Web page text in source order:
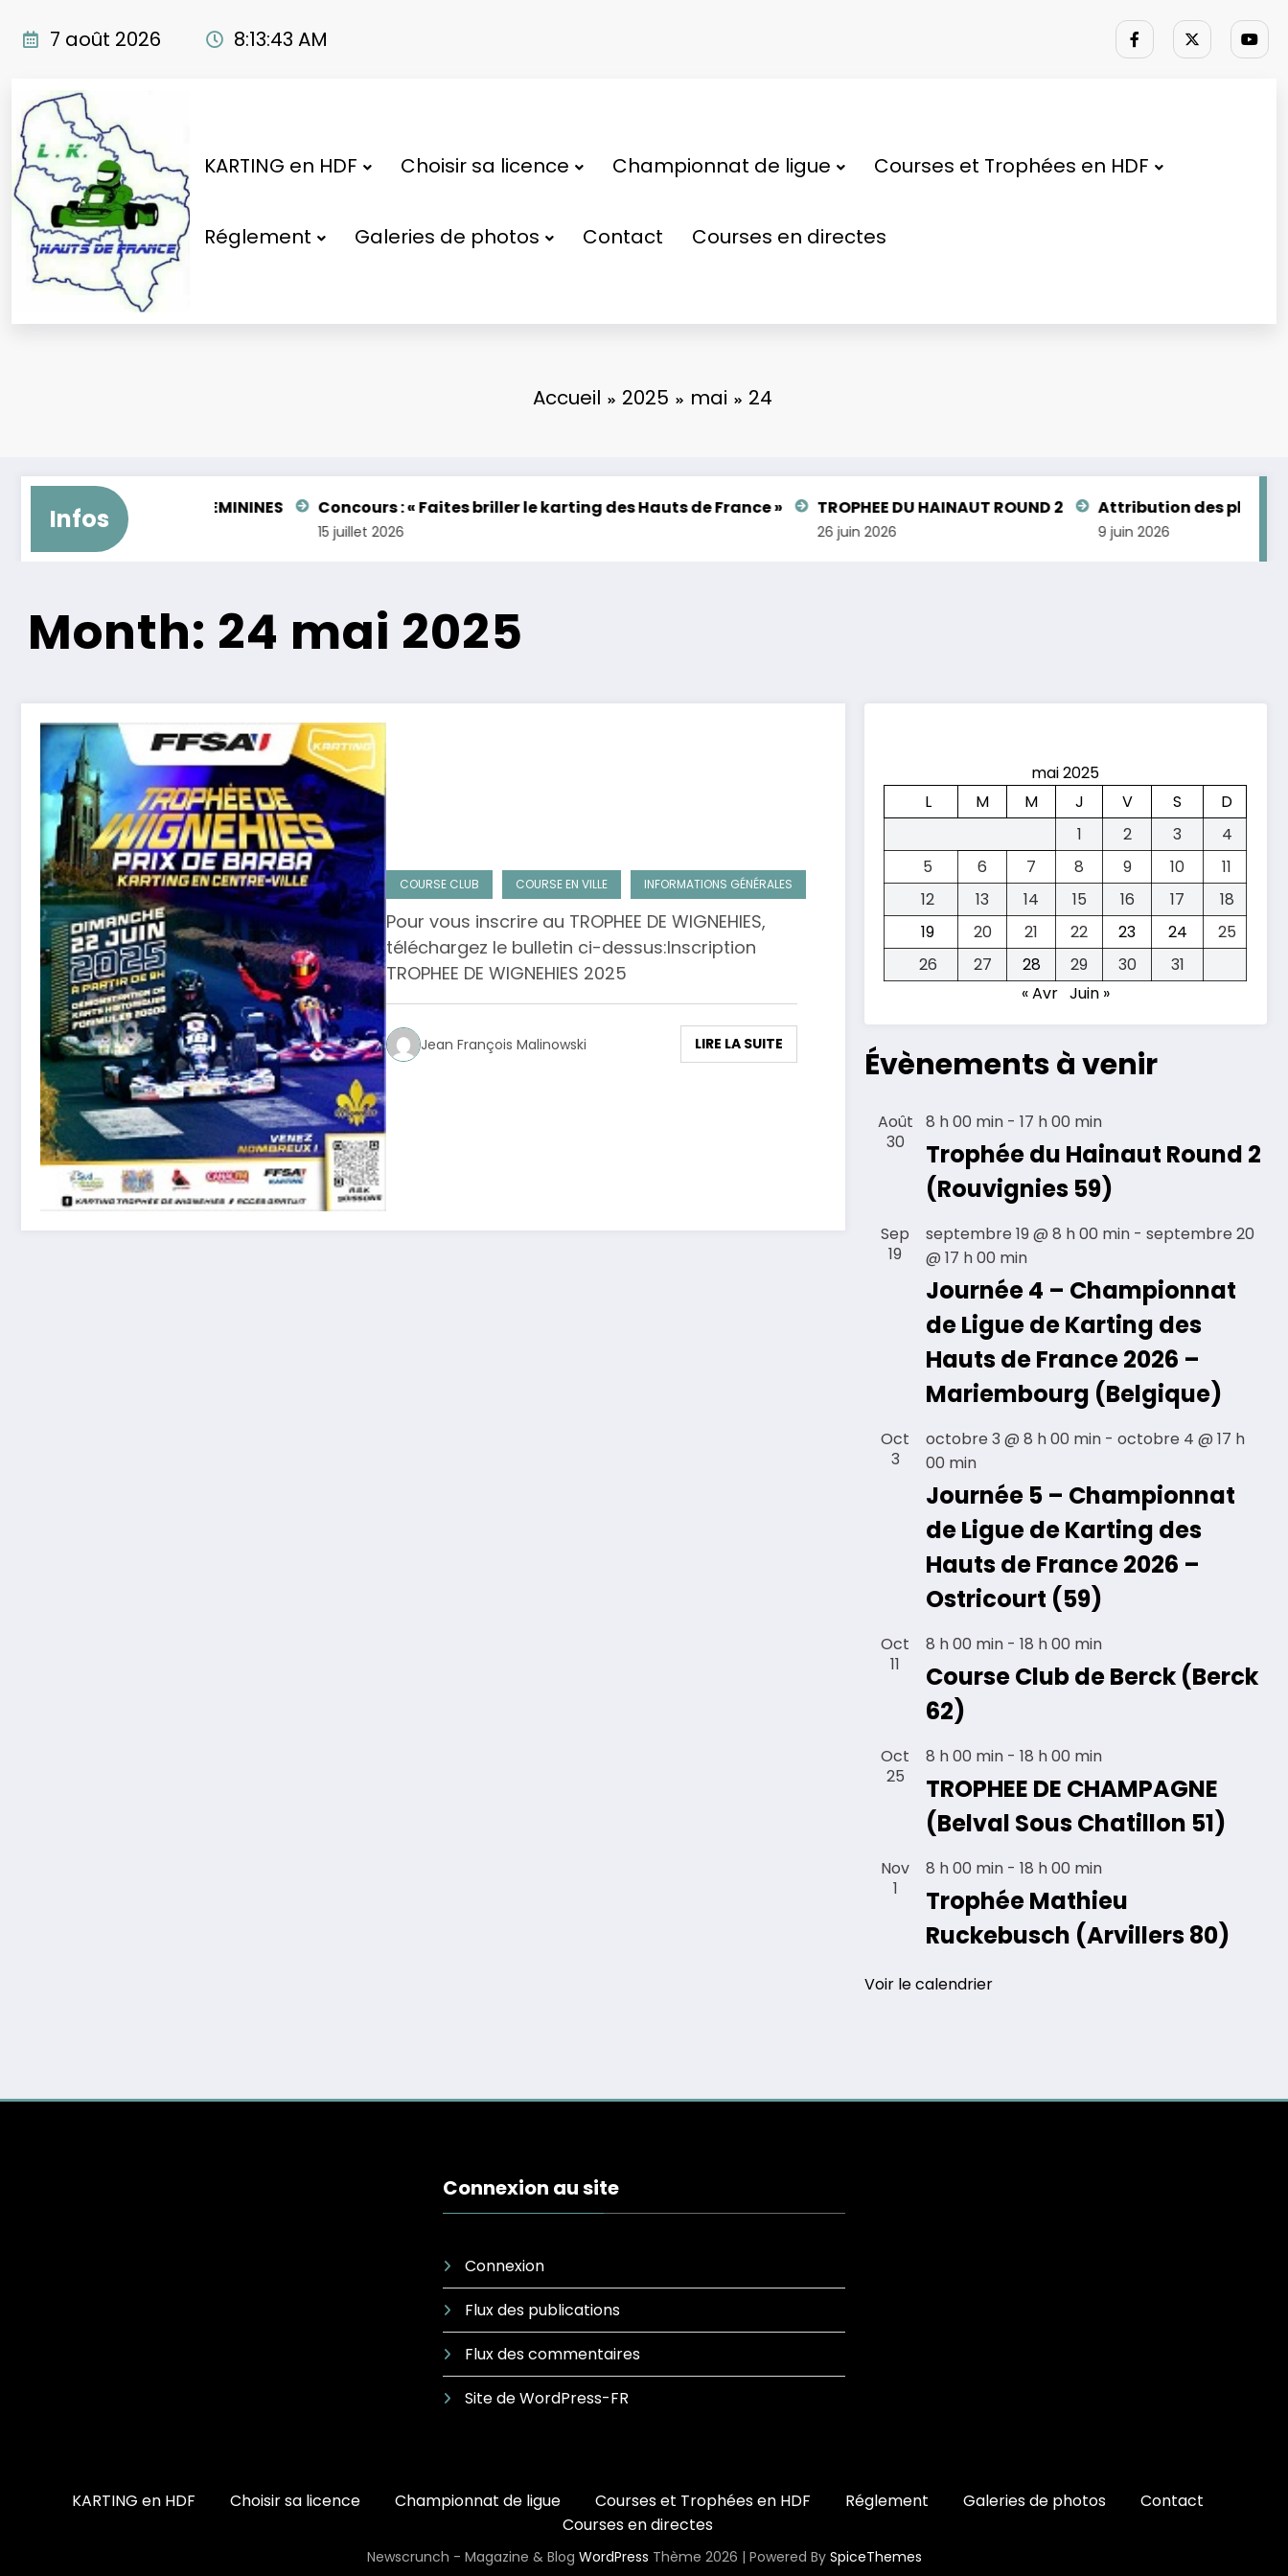
7 août 2026 8:13:43 AM
KARTING en HDF Choisir sa licence Championnat de ligue Courses et Trophées en HDF
Réglement Galeries de photos Contact Courses en directes
Accueil 2025 mai 24
Infos – FEMININES Concours : « Faites briller le karting des Hauts de France »
15 juillet 2026
TROPHEE DU HAINAUT ROUND 2
26 juin 2026
Attribution des places aux
9 juin 2026
Month: 24 mai 2025
COURSE CLUB COURSE EN VILLE INFORMATIONS GÉNÉRALES
Pour vous inscrire au TROPHEE DE WIGNEHIES,
téléchargez le bulletin ci-dessus:Inscription
TROPHEE DE WIGNEHIES 2025
Jean François Malinowski LIRE LA SUITE
mai 2025
L
M M J V S
D
1
2 3
4
5
6 7 8 9 10
11
12
13 14 15 16 17
18
19
20 21 22 23 24
25
26
27 28 29 30
31
« Avr Juin »
Évènements à venir
Août
30
8 h 00 min -17 h 00 min
Trophée du Hainaut Round 2
(Rouvignies 59)
Sep
19
septembre 19 @ 8 h 00 min -septembre 20
@ 17 h 00 min
Journée 4 – Championnat
de Ligue de Karting des
Hauts de France 2026 –
Mariembourg (Belgique)
Oct
3
octobre 3 @ 8 h 00 min -octobre 4 @ 17 h
00 min
Journée 5 – Championnat
de Ligue de Karting des
Hauts de France 2026 –
Ostricourt (59)
Oct
11
8 h 00 min -18 h 00 min
Course Club de Berck (Berck
62)
Oct
25
8 h 00 min -18 h 00 min
TROPHEE DE CHAMPAGNE
(Belval Sous Chatillon 51)
Nov
1
8 h 00 min -18 h 00 min
Trophée Mathieu
Ruckebusch (Arvillers 80)
Voir le calendrier
Connexion au site
Connexion
Flux des publications
Flux des commentaires
Site de WordPress-FR
KARTING en HDF Choisir sa licence Championnat de ligue Courses et Trophées en HDF Réglement Galeries de photos
Contact
Courses en directes
Newscrunch - Magazine & Blog WordPress Thème 2026 | Powered By SpiceThemes